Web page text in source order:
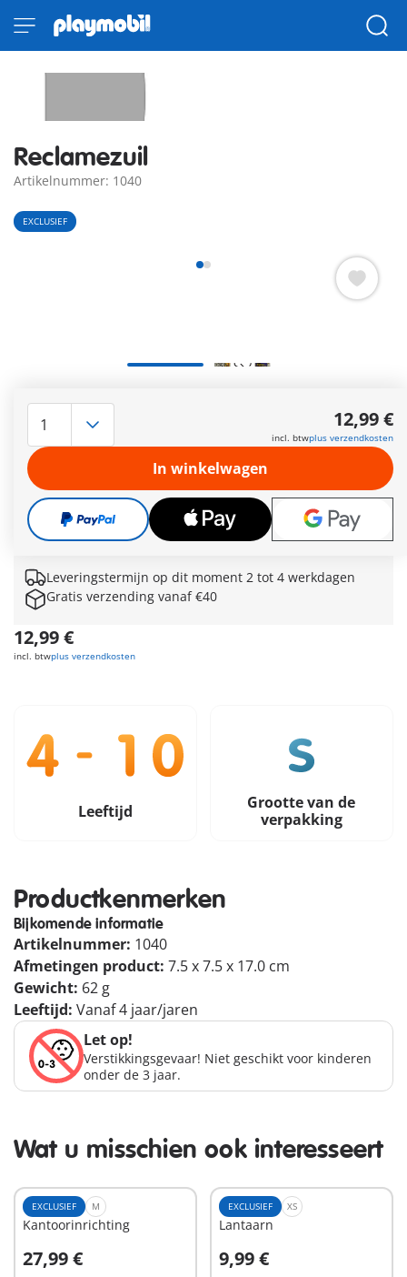
Reclamezuil
Artikelnummer: 1040
EXCLUSIEF
PLAYMOBIL PLUS-collectie! Deze fantastische toevoeging is de
perfecte keuze voor liefhebbers van de nostalgische sfeer van
de Dollhouse-speelwereld. De reclamezuil biedt een stijlvolle
en praktische manier om het poppenhuis te verbeteren. Met
zijn eigentijdse ontwerp integreert de reclamezuil naadloos in
de poppenhuiswereld en creëert het een gezellige sfeer.
Breid je collectie uit met deze set en beleef onvergetelijke
speeluren in de nostalgische poppenhuisomgeving.
Meer informatie
Leveringstermijn op dit moment 2 tot 4 werkdagen
Gratis verzending vanaf €40
12,99 €
incl. btwplus verzendkosten
12,99 €
incl. btwplus verzendkosten
In winkelwagen
Leeftijd
Grootte van de
verpakking
Productkenmerken
Bijkomende informatie
Artikelnummer: 1040
Afmetingen product: 7.5 x 7.5 x 17.0 cm
Gewicht: 62 g
Leeftijd: Vanaf 4 jaar/jaren
Let op!
Verstikkingsgevaar! Niet geschikt voor kinderen
onder de 3 jaar.
Wat u misschien ook interesseert
EXCLUSIEF M
Kantoorinrichting
27,99 €
In winkelwagen
EXCLUSIEF XS
Lantaarn
9,99 €
In winkelwagen